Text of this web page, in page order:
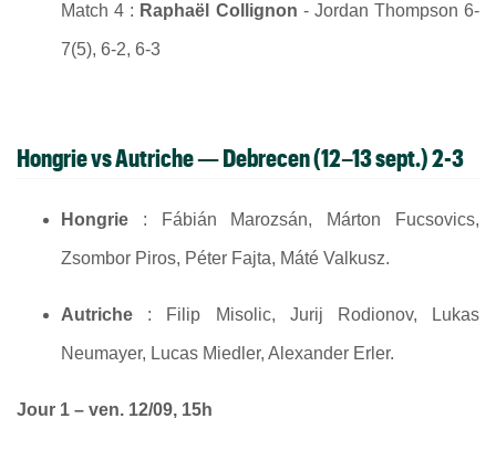
Match 4 : Raphaël Collignon - Jordan Thompson 6-
7(5), 6-2, 6-3
Hongrie vs Autriche— Debrecen (12–13 sept.) 2-3
Hongrie : Fábián Marozsán, Márton Fucsovics,
Zsombor Piros, Péter Fajta, Máté Valkusz.
Autriche : Filip Misolic, Jurij Rodionov, Lukas
Neumayer, Lucas Miedler, Alexander Erler.
Jour 1 – ven. 12/09, 15h